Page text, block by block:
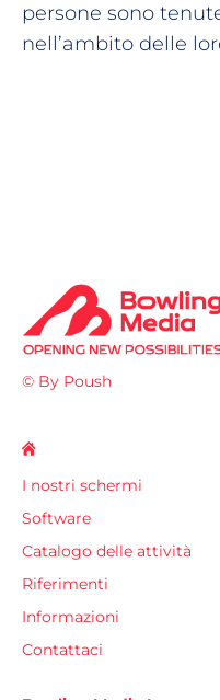
persone sono
nell’ambito delle
© By Poush
I nostri schermi
Software
Catalogo delle attività
Riferimenti
Informazioni
Contattaci